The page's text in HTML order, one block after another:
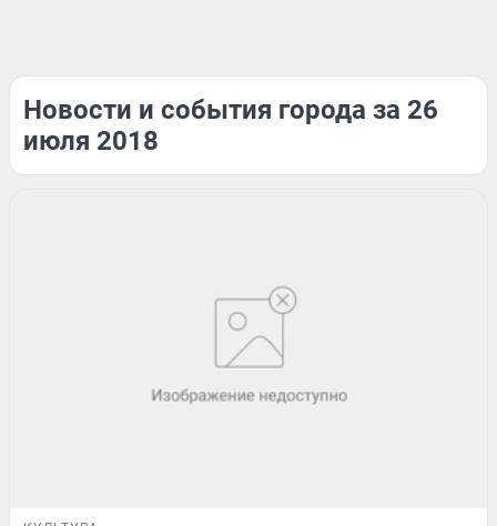
Новости и события города за 26
июля 2018